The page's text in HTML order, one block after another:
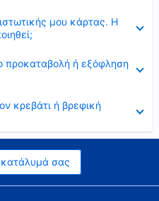
μου κάρτας. Η
προκαταβολή ή εξόφληση
κρεβάτι ή βρεφική
σας